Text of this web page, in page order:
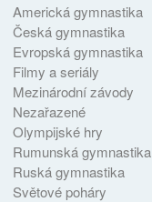
Americká gymnastika
Česká gymnastika
Evropská gymnastika
Filmy a seriály
Mezinárodní závody
Nezařazené
Olympijské hry
Rumunská gymnastika
Ruská gymnastika
Světové poháry